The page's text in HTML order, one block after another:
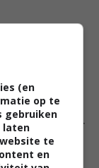
als je er
toe te
na over
geven. En
(en
op te
gebruiken
laten
te
en